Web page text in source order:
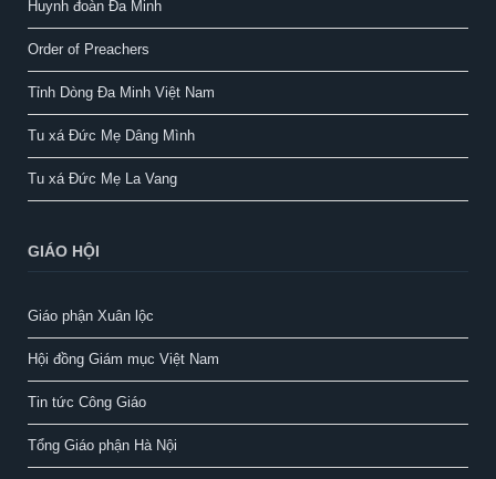
Huynh đoàn Đa Minh
Order of Preachers
Tỉnh Dòng Đa Minh Việt Nam
Tu xá Đức Mẹ Dâng Mình
Tu xá Đức Mẹ La Vang
GIÁO HỘI
Giáo phận Xuân lộc
Hội đồng Giám mục Việt Nam
Tin tức Công Giáo
Tổng Giáo phận Hà Nội